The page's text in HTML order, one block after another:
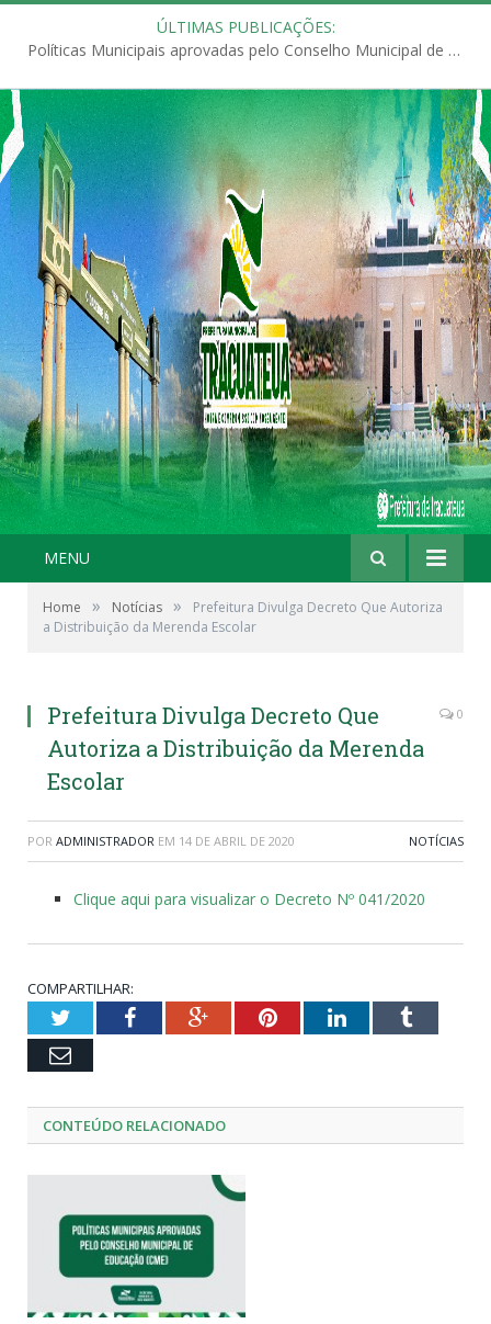
ÚLTIMAS PUBLICAÇÕES:
Políticas Municipais aprovadas pelo Conselho Municipal de Educação (CME)
MENU
Home » Notícias »
Prefeitura Divulga Decreto Que Autoriza
a Distribuição da Merenda Escolar
Prefeitura Divulga Decreto Que
Autoriza a Distribuição da Merenda
Escolar
0
POR ADMINISTRADOR EM 14 DE ABRIL DE 2020 NOTÍCIAS
Clique aqui para visualizar o Decreto Nº 041/2020
COMPARTILHAR:
TwitterFacebookGoogle+PinterestLinkedInTumblr
Email
CONTEÚDO RELACIONADO